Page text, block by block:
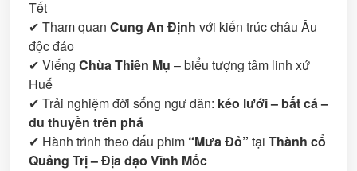
Tết
✔ Tham quan Cung An Định với kiến trúc châu Âu
độc đáo
✔ Viếng Chùa Thiên Mụ – biểu tượng tâm linh xứ
Huế
✔ Trải nghiệm đời sống ngư dân: kéo lưới – bắt cá –
du thuyền trên phá
✔ Hành trình theo dấu phim “Mưa Đỏ” tại Thành cổ
Quảng Trị – Địa đạo Vĩnh Mốc